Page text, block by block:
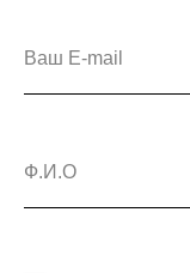
Ваш E-mail
Ф.И.О